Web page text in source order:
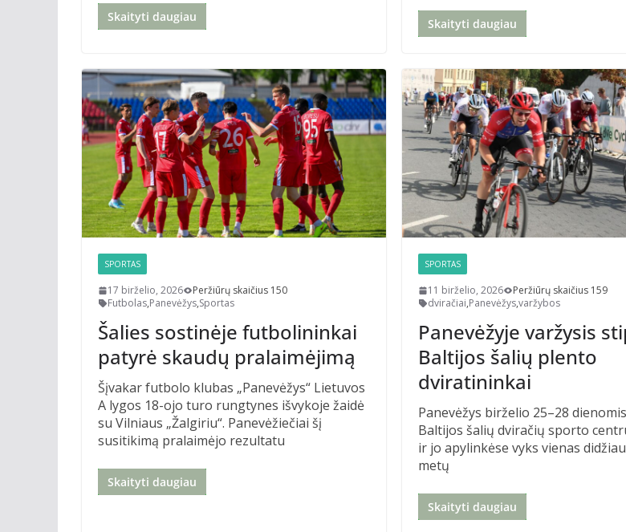
Skaityti daugiau Skaityti daugiau
SPORTAS
17 birželio, 2026
Peržiūrų skaičius 150
Futbolas,Panevėžys,Sportas
Šalies sostinėje futbolininkai
patyrė skaudų pralaimėjimą
Šįvakar futbolo klubas „Panevėžys“ Lietuvos
A lygos 18-ojo turo rungtynes išvykoje žaidė
su Vilniaus „Žalgiriu“. Panevėžiečiai šį
susitikimą pralaimėjo rezultatu
Skaityti daugiau
SPORTAS
11 birželio, 2026
Peržiūrų skaičius 159
dviračiai,Panevėžys,varžybos
Panevėžyje varžysis
Baltijos šalių plento
dviratininkai
Panevėžys birželio 25–28
Baltijos šalių dviračių sporto
ir jo apylinkėse vyks vienas
metų
Skaityti daugiau